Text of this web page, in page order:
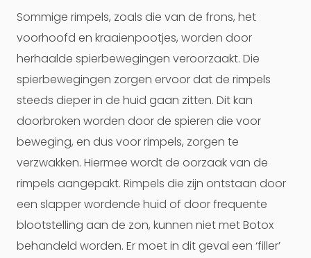
Sommige rimpels, zoals die van de frons, het
voorhoofd en kraaienpootjes, worden door
herhaalde spierbewegingen veroorzaakt. Die
spierbewegingen zorgen ervoor dat de rimpels
steeds dieper in de huid gaan zitten. Dit kan
doorbroken worden door de spieren die voor
beweging, en dus voor rimpels, zorgen te
verzwakken. Hiermee wordt de oorzaak van de
rimpels aangepakt. Rimpels die zijn ontstaan door
een slapper wordende huid of door frequente
blootstelling aan de zon, kunnen niet met Botox
behandeld worden. Er moet in dit geval een ‘filler’